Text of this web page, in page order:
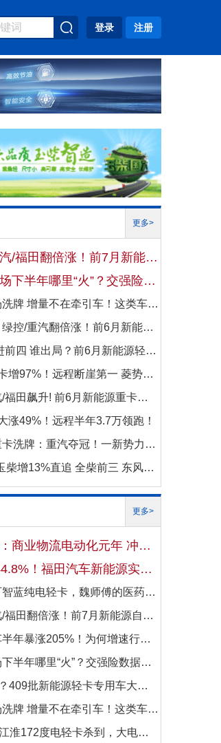
登录 注册
更多>
三一夺冠！重汽/福田翻倍涨！前7月新能源自卸车大增106%！
新能源轻卡市场下半年哪里“火”？交强险数据揭秘机会
新能源重卡市场洗牌 增量不在牵引车！这类车增速破100%
远程紧咬汇川！绿控/重汽翻倍涨！前6月新能源商用车电机十强生变！
远程夺冠 重汽进前四 谁出局？前6月新能源轻卡电机十强洗牌！
6月新能源小微卡增97%！远程断崖第一 菱势暴涨337%进前三 比亚迪杀进前七
绿控夺冠！重汽/福田飙升! 前6月新能源重卡电机十强变阵！
涨49%！远程半年3.7万领跑！
上半年新能源重卡洗牌：重汽夺冠！一新势力千倍暴涨！
潍柴48万领跑 玉柴增13%直追 全柴前三 东风康明斯进前六 上半年柴油机增10.7
更多>
对话三一重卡：商业物流电动化元年 冲刺4万辆目标！
7月同比增长44.8%！福田汽车新能源实现国内出口双向开花
从油车到欧马可智蓝纯电轻卡，魏师傅的医药配送日子越过越省心
三一夺冠！重汽/福田翻倍涨！前7月新能源自卸车大增106%！
安凯新能源客车半年暴涨205%！为何增速行业第一？
新能源轻卡市场下半年哪里“火”？交强险数据揭秘机会
招标“热潮”来了？409批新能源轻卡专用车大批量上新！
新能源重卡市场洗牌 增量不在牵引车！这类车增速破100%
续航490公里！江淮172度电轻卡杀到，大电量时代来了？